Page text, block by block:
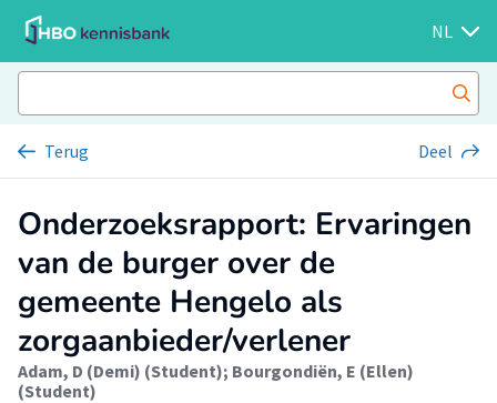
NL
Terug Deel
Onderzoeksrapport: Ervaringen
van de burger over de
gemeente Hengelo als
zorgaanbieder/verlener
Adam, D (Demi) (Student); Bourgondiën, E (Ellen)
(Student)